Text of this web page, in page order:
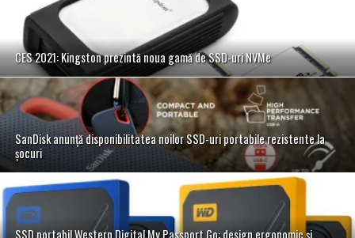
CES 2021: Kingston prezintă noua gamă de SSD-uri NVMe
SanDisk anunță disponibilitatea noilor SSD-uri portabile rezistente la
șocuri
SSD portabil Western Digital My Passport Go: design ergonomic și